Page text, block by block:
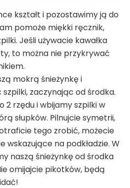
kształt i pozostawimy ją do
pomoże miękki ręcznik,
Jeśli używacie kawałka
to można nie przykrywać
mokrą śnieżynkę i
zaczynając od środka.
2 rzędu i wbijamy szpilki w
słupków. Pilnujcie symetrii,
tego zrobić, możecie
wskazujące na podkładzie. W
naszą śnieżynkę od środka
omijajcie pikotków, będą